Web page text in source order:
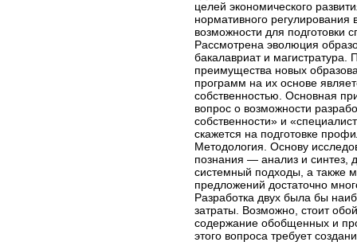
целей экономического
нормативного
возможности для подготовки
Рассмотрена эволюция
бакалавриат и
преимущества новых
программ на их основе
собственностью. Основная
вопрос о возможности
собственности» и
скажется на подготовке
Методология. Основу
познания — анализ и синтез,
системный подходы, а также
предложений достаточно
Разработка двух была бы
затраты. Возможно, стоит
содержание обобщенных и
этого вопроса требует